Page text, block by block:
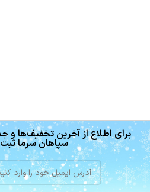
برای اطلاع از آخرین تخفیف‌ها و
سپاهان سرما